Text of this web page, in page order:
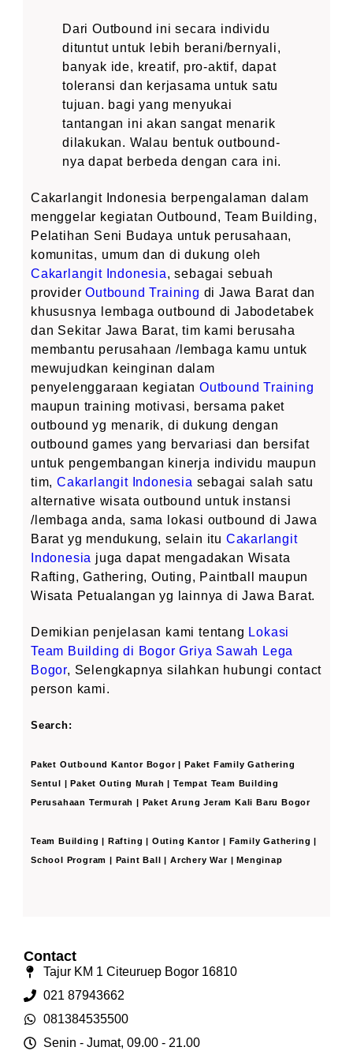
Dari Outbound ini secara individu
dituntut untuk lebih berani/bernyali,
banyak ide, kreatif, pro-aktif, dapat
toleransi dan kerjasama untuk satu
tujuan. bagi yang menyukai
tantangan ini akan sangat menarik
dilakukan. Walau bentuk outbound-
nya dapat berbeda dengan cara ini.
Cakarlangit Indonesia berpengalaman dalam
menggelar kegiatan Outbound, Team Building,
Pelatihan Seni Budaya untuk perusahaan,
komunitas, umum dan di dukung oleh
Cakarlangit Indonesia, sebagai sebuah
providerOutbound Training di Jawa Barat dan
khususnya lembaga outbound di Jabodetabek
dan Sekitar Jawa Barat, tim kami berusaha
membantu perusahaan /lembaga kamu untuk
mewujudkan keinginan dalam
penyelenggaraan kegiatanOutbound Training
maupun training motivasi, bersama paket
outbound yg menarik, di dukung dengan
outbound games yang bervariasi dan bersifat
untuk pengembangan kinerja individu maupun
tim, Cakarlangit Indonesia sebagai salah satu
alternative wisata outbound untuk instansi
/lembaga anda, sama lokasi outbound di Jawa
Barat yg mendukung, selain itu Cakarlangit
Indonesia juga dapat mengadakan Wisata
Rafting, Gathering, Outing, Paintball maupun
Wisata Petualangan yg lainnya di Jawa Barat.
Demikian penjelasan kami tentang Lokasi
Team Building di Bogor Griya Sawah Lega
Bogor, Selengkapnya silahkan hubungi contact
person kami.
Search:
Paket Outbound Kantor Bogor | Paket Family Gathering
Sentul | Paket Outing Murah | Tempat Team Building
Perusahaan Termurah | Paket Arung Jeram Kali Baru Bogor
Team Building | Rafting | Outing Kantor | Family Gathering |
School Program | Paint Ball | Archery War | Menginap
Contact
Tajur KM 1 Citeuruep Bogor 16810
021 87943662
081384535500
Senin - Jumat, 09.00 - 21.00